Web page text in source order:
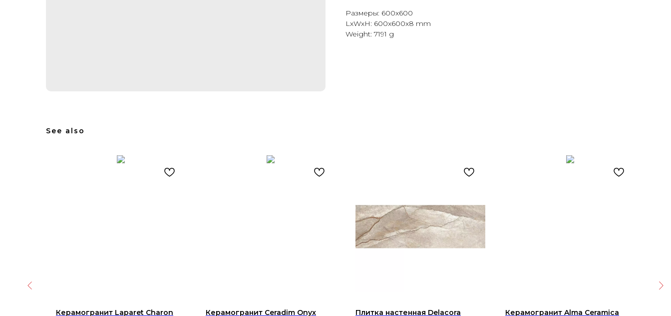
Размеры: 600x600
LxWxH: 600x600x8 mm
Weight: 7191 g
See also
Керамогранит Laparet Charon
Керамогранит Ceradim Onyx
Плитка настенная Delacora
Керамогранит Alma Ceramica